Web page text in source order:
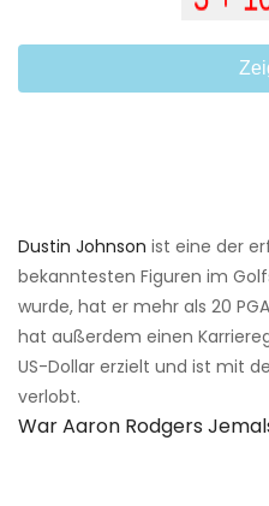
Dustin Johnson ist eine der
bekanntesten Figuren im
wurde, hat er mehr als 20
hat außerdem einen
US-Dollar erzielt und ist mit
verlobt.
War Aaron Rodgers